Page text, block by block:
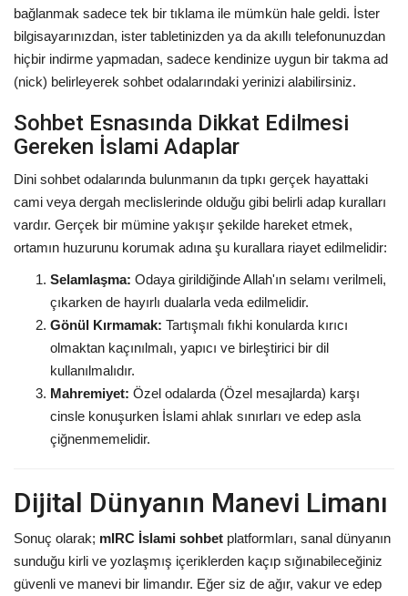
bağlanmak sadece tek bir tıklama ile mümkün hale geldi. İster
bilgisayarınızdan, ister tabletinizden ya da akıllı telefonunuzdan
hiçbir indirme yapmadan, sadece kendinize uygun bir takma ad
(nick) belirleyerek sohbet odalarındaki yerinizi alabilirsiniz.
Sohbet Esnasında Dikkat Edilmesi
Gereken İslami Adaplar
Dini sohbet odalarında bulunmanın da tıpkı gerçek hayattaki
cami veya dergah meclislerinde olduğu gibi belirli adap kuralları
vardır. Gerçek bir mümine yakışır şekilde hareket etmek,
ortamın huzurunu korumak adına şu kurallara riayet edilmelidir:
Selamlaşma: Odaya girildiğinde Allah'ın selamı verilmeli,
çıkarken de hayırlı dualarla veda edilmelidir.
Gönül Kırmamak: Tartışmalı fıkhi konularda kırıcı
olmaktan kaçınılmalı, yapıcı ve birleştirici bir dil
kullanılmalıdır.
Mahremiyet: Özel odalarda (Özel mesajlarda) karşı
cinsle konuşurken İslami ahlak sınırları ve edep asla
çiğnenmemelidir.
Dijital Dünyanın Manevi Limanı
Sonuç olarak; mIRC İslami sohbet platformları, sanal dünyanın
sunduğu kirli ve yozlaşmış içeriklerden kaçıp sığınabileceğiniz
güvenli ve manevi bir limandır. Eğer siz de ağır, vakur ve edep